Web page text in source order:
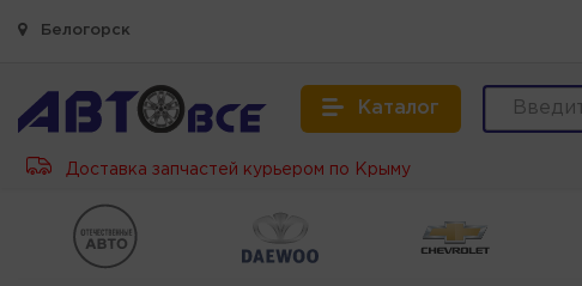
Белогорск
Каталог
Доставка запчастей курьером по Крыму